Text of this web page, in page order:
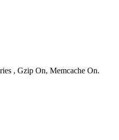
, Gzip On, Memcache On.